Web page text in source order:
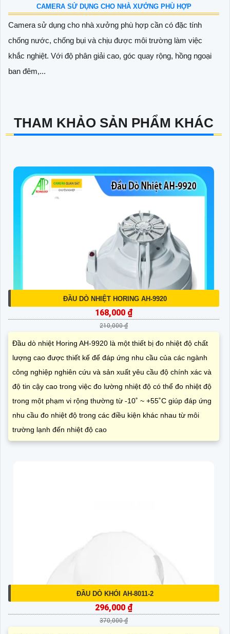
CAMERA SỬ DỤNG CHO NHÀ XƯỞNG PHÙ HỢP
Camera sử dụng cho nhà xưởng phù hợp cần có đặc tính
chống nước, chống bụi và chịu được môi trường làm việc
khắc nghiệt. Với độ phân giải cao, góc quay rộng, hồng ngoại
ban đêm,...
THAM KHẢO SẢN PHẨM KHÁC
ĐẦU DÒ NHIỆT HORING AH-9920
168,000 ₫
210,000 ₫
Đầu dò nhiệt Horing AH-9920 là một thiết bị đo nhiệt độ chất
lượng cao được thiết kế để đáp ứng nhu cầu của các ngành
công nghiệp nghiên cứu và sản xuất yêu cầu độ chính xác và
độ tin cậy cao trong việc đo lường nhiệt độ có thể đo nhiệt độ
trong một phạm vi rộng thường từ -10˚ ~ +55˚C giúp đáp ứng
nhu cầu đo nhiệt độ trong các điều kiện khác nhau từ môi
trường lạnh đến nhiệt độ cao
ĐẦU DÒ KHÓI AH-8011-2
296,000 ₫
370,000 ₫